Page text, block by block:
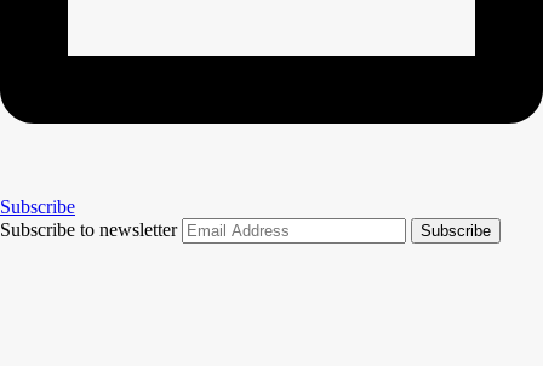
Subscribe
Subscribe to newsletter